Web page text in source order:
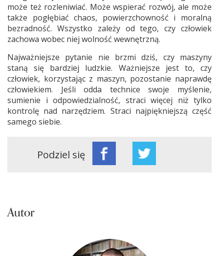
może też rozleniwiać. Może wspierać rozwój, ale może
także pogłębiać chaos, powierzchowność i moralną
bezradność. Wszystko zależy od tego, czy człowiek
zachowa wobec niej wolność wewnętrzną.
Najważniejsze pytanie nie brzmi dziś, czy maszyny
staną się bardziej ludzkie. Ważniejsze jest to, czy
człowiek, korzystając z maszyn, pozostanie naprawdę
człowiekiem. Jeśli odda technice swoje myślenie,
sumienie i odpowiedzialność, straci więcej niż tylko
kontrolę nad narzędziem. Straci najpiękniejszą część
samego siebie.
Podziel się
Autor